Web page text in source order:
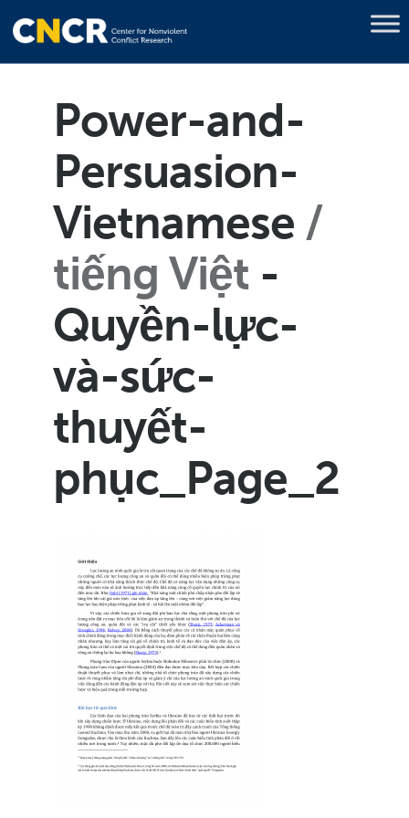
Power-and-
Persuasion-
Vietnamese
tiếng Việt -
Quyền-lực-
và-sức-
thuyết-
phục_Page_2